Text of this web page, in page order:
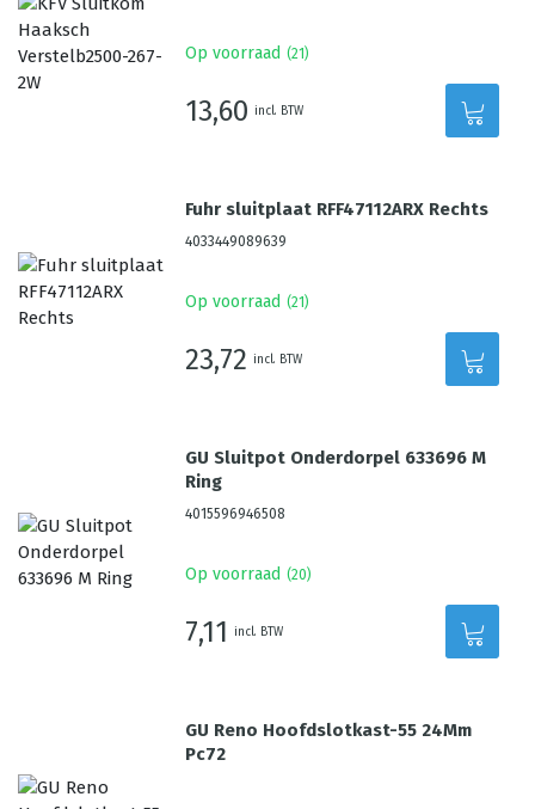
Op voorraad (21 )
13,60 incl. BTW
Fuhr sluitplaat RFF47112ARX Rechts
4033449089639
Op voorraad (21 )
23,72 incl. BTW
GU Sluitpot Onderdorpel 633696 M
Ring
4015596946508
Op voorraad (20)
7,11 incl. BTW
GU Reno Hoofdslotkast-55 24Mm
Pc72